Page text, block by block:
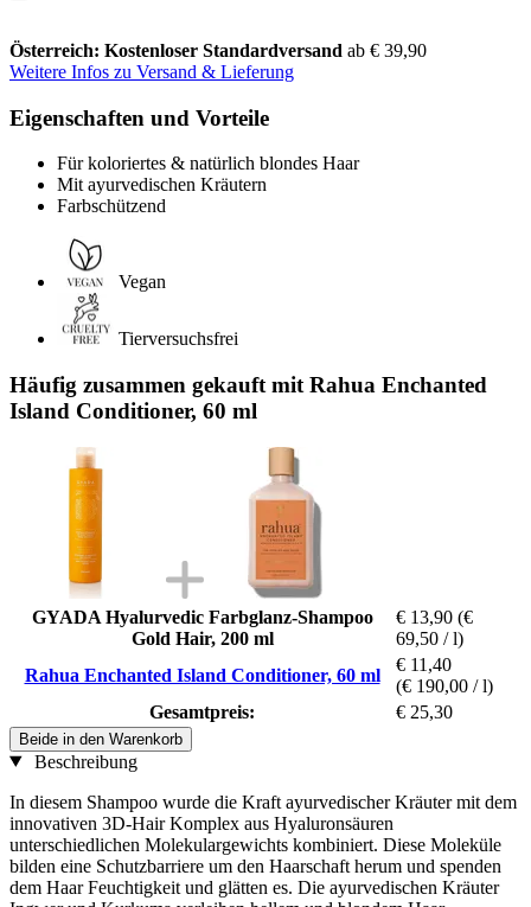
Österreich: Kostenloser Standardversand ab € 39,90
Weitere Infos zu Versand & Lieferung
Eigenschaften und Vorteile
Für koloriertes & natürlich blondes Haar
Mit ayurvedischen Kräutern
Farbschützend
Vegan
Tierversuchsfrei
Häufig zusammen gekauft mit Rahua Enchanted
Island Conditioner, 60 ml
GYADA Hyalurvedic Farbglanz-Shampoo
Gold Hair, 200 ml
€ 13,90 (€
69,50 / l)
Rahua Enchanted Island Conditioner, 60 ml
€ 11,40
(€ 190,00 / l)
Gesamtpreis:
€ 25,30
Beide in den Warenkorb
Beschreibung
In diesem Shampoo wurde die Kraft ayurvedischer Kräuter mit dem
innovativen 3D-Hair Komplex aus Hyaluronsäuren
unterschiedlichen Molekulargewichts kombiniert. Diese Moleküle
bilden eine Schutzbarriere um den Haarschaft herum und spenden
dem Haar Feuchtigkeit und glätten es. Die ayurvedischen Kräuter